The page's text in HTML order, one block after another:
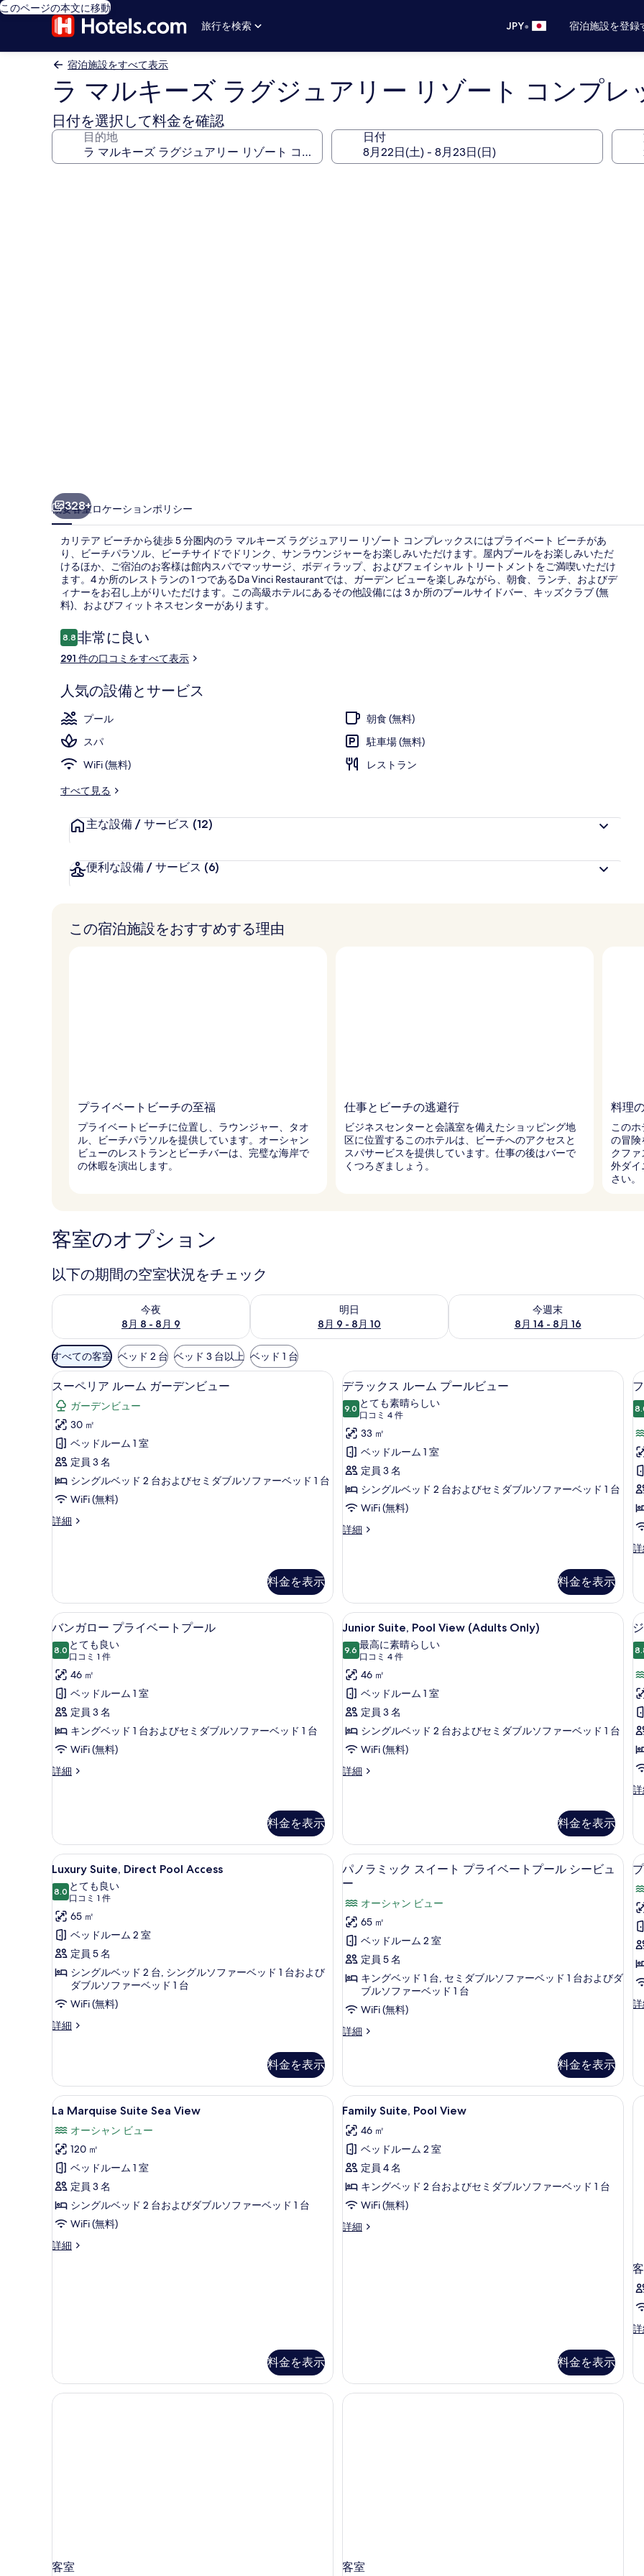
このページの本文に移動
旅行を検索
JPY• 宿泊施設を登録
宿泊施設をすべて表示
ラ マルキーズ ラグジュアリー リゾート コンプレ
日付を選択して料金を確認
目的地 日付
ゾ
ー
ト
コ
ン
プ
レ
ッ
ク
ス
の
写
ギ
4 か所のレ
328+
概要客室ロケーションポリシー
カリテア ビーチから徒歩 5 分圏内のラ マルキーズ ラグジュアリー リゾート コンプレックスにはプライベート ビーチがあ
り、ビーチパラソル、ビーチサイドでドリンク、サンラウンジャーをお楽しみいただけます。屋内プールをお楽しみいただ
けるほか、ご宿泊のお客様は館内スパでマッサージ、ボディラップ、およびフェイシャル トリートメントをご満喫いただけ
ます。4 か所のレストランの 1 つであるDa Vinci Restaurantでは、ガーデン ビューを楽しみながら、朝食、ランチ、およびデ
ィナーをお召し上がりいただけます。この高級ホテルにあるその他設備には 3 か所のプールサイドバー、キッズクラブ (無
料)、およびフィットネスセンターがあります。
口
コ
ミ
8.810段階中8.8
非常に良い
291 件の口コミをすべて表示
人気の設備とサービス
プール
朝食 (無料)
スパ
駐車場 (無料)
WiFi (無料)
レストラン
すべて見る
主な設備 / サービス (12)
便利な設備 / サービス (6)
この宿泊施設をおすすめする理由
プライベートビーチの至福
プライベートビーチに位置し、ラウンジャー、タオ
ル、ビーチパラソルを提供しています。オーシャン
ビューのレストランとビーチバーは、完璧な海岸で
の休暇を演出します。
仕事とビーチの逃避行
ビジネスセンターと会議室を備えたショッピング地
区に位置するこのホテルは、ビーチへのアクセスと
スパサービスを提供しています。仕事の後はバーで
くつろぎましょう。
料理
この
の冒険
クフ
外ダイ
さい。
客室のオプション
以下の期間の空室状況をチェック
今夜
8月 8 - 8月 9
今夜 8月 8 - 8月 9 の空室状況をチェック
明日
8月 9 - 8月 10
明日 8月 9 - 8月 10 の空室状況をチェック
今週末
8月 14 - 8月 16
今週末 8月 14 - 8月 16 の空室状況をチ
利
用
可
能
な
客
室
の
絞
り
み
すべての客室 ベッド 2 台 ベッド 3 台以上 ベッド 1 台
ス
ー
ペ
リ
ア
ル
ー
ガ
ビ
ュ
ー
の
す
べ
て
の
写
真
す
る
スーペリア ルーム ガーデンビュー | 低刺激性寝具、ミニバー、セーフティボックス (室内)、デスク
5
スーペリア ルーム ガーデンビュー
ガーデンビュー
30 ㎡
ベッドルーム 1 室
定員 3 名
シングルベッド 2 台およびセミダブルソファーベッド 1 台
WiFi (無料)
詳細
ス
ー
ム
ガ
デ
ン
ビ
ュ
ー
の
詳
料金を表示
デ
ラ
ッ
ク
ス
ル
ー
ム
プ
ュ
ー
の
す
べ
て
の
写
真
を
る
10
デラックス ルーム プールビュー
9.010 点中 9.0
とても素晴らしい
口コミ 4 件
(口
コ
ミ
4
件)
33 ㎡
ベッドルーム 1 室
定員 3 名
シングルベッド 2 台およびセミダブルソファーベッド 1 台
WiFi (無料)
詳細
デ
ル
ー
ム
プ
ー
ル
ビ
ュ
ー
の
細
料金を表示
フ
ー
フ
ー
ス
イ
ト
ー
ビ
ュ
ー
の
細
バ
ン
ガ
ロ
ー
プ
ラ
イ
ベ
ー
ル
の
す
べ
て
の
写
を
表
る
バンガロー プライベートプール | 部屋からの景観
8
バンガロー プライベートプール
8.010 点中 8.0
とても良い
口コミ 1 件
(口
コ
ミ
1
件)
46 ㎡
ベッドルーム 1 室
定員 3 名
キングベッド 1 台およびセミダブルソファーベッド 1 台
WiFi (無料)
詳細
バ
プ
ラ
イ
ベ
ー
ト
プ
ー
ル
の
細
料金を表示
Junior
Suite,
Pool
View
(Adults
Only)
の
す
べ
て
真
を
表
示
す
る
Junior Suite, Pool View (Adults Only)
9
Junior Suite, Pool View (Adults Only)
9.610 点中 9.6
最高に素晴らしい
口コミ 4 件
(口
コ
ミ
4
件)
46 ㎡
ベッドルーム 1 室
定員 3 名
シングルベッド 2 台およびセミダブルソファーベッド 1 台
WiFi (無料)
詳細
Junior
Only)
の
詳
細
料金を表示
ジ
の
ジ
ス
イ
ー
シ
ー
ビ
ュ
ー
の
詳
細
Luxury
Suite,
Direct
Pool
Access
の
す
べ
て
の
を
表
示
す
る
Luxury Suite, Direct Pool Access | 低刺激性寝具、ミニバー、セーフティボックス (室内)、デスク
12
Luxury Suite, Direct Pool Access
8.010 点中 8.0
とても良い
口コミ 1 件
(口
コ
ミ
1
件)
65 ㎡
ベッドルーム 2 室
定員 5 名
シングルベッド 2 台, シングルソファーベッド 1 台および
ダブルソファーベッド 1 台
WiFi (無料)
詳細
Luxury
Access
の
詳
細
料金を表示
パ
ノ
ラ
ミ
ッ
ク
ス
ー
ト
イ
ベ
ー
ト
プ
ー
ル
ー
の
写
パノラミック スイート プライベー
14
パノラミック スイート プライベートプール シービュ
ー
オーシャン ビュー
65 ㎡
ベッドルーム 2 室
定員 5 名
キングベッド 1 台, セミダブルソファーベッド 1 台およびダ
ブルソファーベッド 1 台
WiFi (無料)
詳細
パ
ッ
ク
ス
ー
ト
プ
ラ
イ
ベ
ー
ト
料金を表示
プ
ヴ
ト
プ
ィ
ラ
プ
La
Marquise
Suite
Sea
View
の
す
べ
て
す
る
La Marquise Suite Sea View | リビング エリア | 37 インチの液晶テレビ (衛星放送視聴可)、テレビ、有料ムー
15
La Marquise Suite Sea View
オーシャン ビュー
120 ㎡
ベッドルーム 1 室
定員 3 名
シングルベッド 2 台およびダブルソファーベッド 1 台
WiFi (無料)
詳細
La
料金を表示
Family
Suite,
Pool
View
の
す
べ
て
る
低刺激性寝具、ミニバー、セーフティ
11
Family Suite, Pool View
46 ㎡
ベッドルーム 2 室
定員 4 名
キングベッド 2 台およびセミダブルソファーベッド 1 台
WiFi (無料)
詳細
Family
料金を表示
客
細
客室 客室